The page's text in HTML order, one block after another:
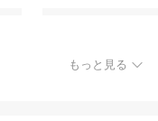
もっと見る